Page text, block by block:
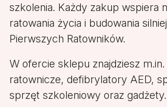
szkolenia. Każdy zakup wspiera
ratowania życia i budowania
Pierwszych Ratowników.
W ofercie sklepu znajdziesz
ratownicze, defibrylatory AED,
sprzęt szkoleniowy oraz gadżety.